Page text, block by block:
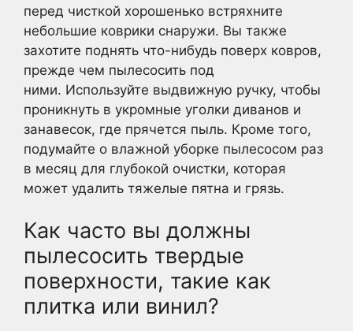
перед чисткой хорошенько встряхните
небольшие коврики снаружи. Вы также
захотите поднять что-нибудь поверх ковров,
прежде чем пылесосить под
ними. Используйте выдвижную ручку, чтобы
проникнуть в укромные уголки диванов и
занавесок, где прячется пыль. Кроме того,
подумайте о влажной уборке пылесосом раз
в месяц для глубокой очистки, которая
может удалить тяжелые пятна и грязь.
Как часто вы должны
пылесосить твердые
поверхности, такие как
плитка или винил?